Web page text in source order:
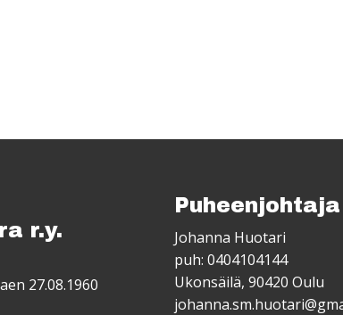
r.y.
27.08.1960
Puheenjohtaja
Johanna Huotari
puh: 0404104144
Ukonsäilä, 90420 Oulu